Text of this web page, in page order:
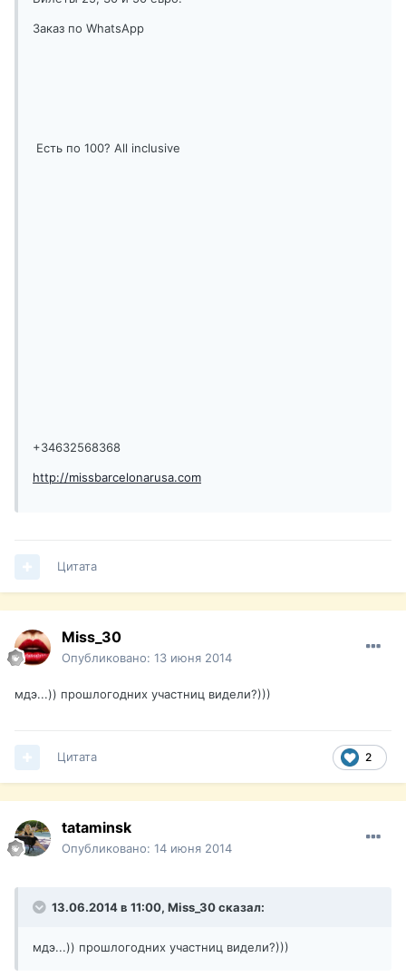
Заказ по WhatsApp
Есть по 100? All inclusive
+34632568368
http://missbarcelonarusa.com
Цитата
Miss_30
Опубликовано: 13 июня 2014
мдэ...)) прошлогодних участниц видели?)))
2
Цитата
tataminsk
Опубликовано: 14 июня 2014
13.06.2014 в 11:00, Miss_30 сказал:
мдэ...)) прошлогодних участниц видели?)))